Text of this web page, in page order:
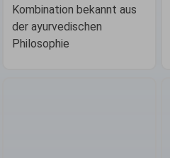
Kombination bekannt aus
der ayurvedischen
Philosophie